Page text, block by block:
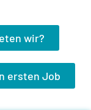
wir?
ersten Job